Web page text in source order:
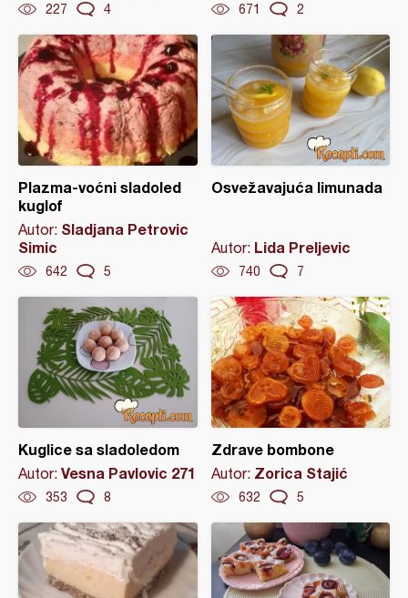
227 4 671 2
Plazma-voćni sladoled
kuglof
Autor: Sladjana Petrovic
Simic
642 5
Osvežavajuća limunada
Autor: Lida Preljevic
740 7
Kuglice sa sladoledom
Autor: Vesna Pavlovic 271
353 8
Zdrave bombone
Autor: Zorica Stajić
632 5